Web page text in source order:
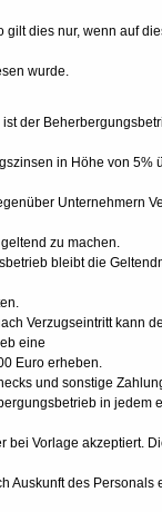
gilt dies nur, wenn auf
wurde.
der
in Höhe von 5%
Unternehmern
zu machen.
bleibt die
Verzugseintritt kann
eine
Euro erheben.
und sonstige
in jedem
bei Vorlage akzeptiert.
Auskunft des Personals